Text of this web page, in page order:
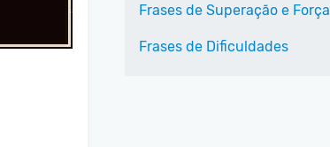
Frases de Superação e Força
Frases de Dificuldades